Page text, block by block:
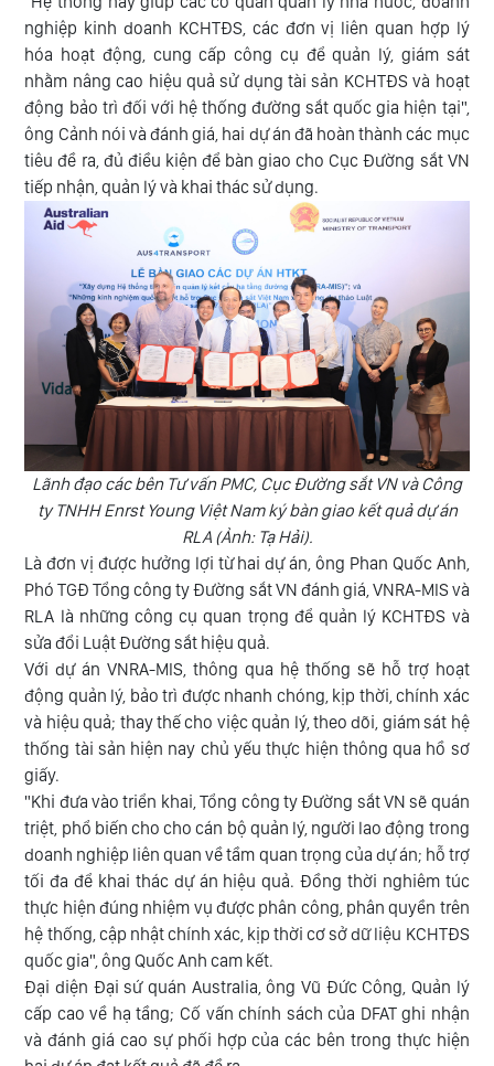
nghiệp kinh doanh KCHTĐS, các đơn vị liên quan hợp lý
hóa hoạt động, cung cấp công cụ để quản lý, giám sát
nhằm nâng cao hiệu quả sử dụng tài sản KCHTĐS và hoạt
động bảo trì đối với hệ thống đường sắt quốc gia hiện tại",
ông Cảnh nói và đánh giá, hai dự án đã hoàn thành các mục
tiêu đề ra, đủ điều kiện để bàn giao cho Cục Đường sắt VN
tiếp nhận, quản lý và khai thác sử dụng.
Lãnh đạo các bên Tư vấn PMC, Cục Đường sắt VN và Công
ty TNHH Enrst Young Việt Nam ký bàn giao kết quả dự án
RLA (Ảnh: Tạ Hải).
Là đơn vị được hưởng lợi từ hai dự án, ông Phan Quốc Anh,
Phó TGĐ Tổng công ty Đường sắt VN đánh giá, VNRA-MIS và
RLA là những công cụ quan trọng để quản lý KCHTĐS và
sửa đổi Luật Đường sắt hiệu quả.
Với dự án VNRA-MIS, thông qua hệ thống sẽ hỗ trợ hoạt
động quản lý, bảo trì được nhanh chóng, kịp thời, chính xác
và hiệu quả; thay thế cho việc quản lý, theo dõi, giám sát hệ
thống tài sản hiện nay chủ yếu thực hiện thông qua hồ sơ
giấy.
"Khi đưa vào triển khai, Tổng công ty Đường sắt VN sẽ quán
triệt, phổ biến cho cho cán bộ quản lý, người lao động trong
doanh nghiệp liên quan về tầm quan trọng của dự án; hỗ trợ
tối đa để khai thác dự án hiệu quả. Đồng thời nghiêm túc
thực hiện đúng nhiệm vụ được phân công, phân quyền trên
hệ thống, cập nhật chính xác, kịp thời cơ sở dữ liệu KCHTĐS
quốc gia", ông Quốc Anh cam kết.
Đại diện Đại sứ quán Australia, ông Vũ Đức Công, Quản lý
cấp cao về hạ tầng; Cố vấn chính sách của DFAT ghi nhận
và đánh giá cao sự phối hợp của các bên trong thực hiện